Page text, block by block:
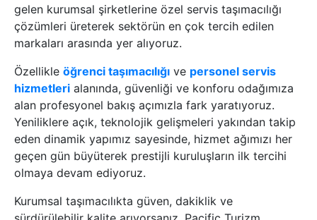
gelen kurumsal şirketlerine özel servis taşımacılığı
çözümleri üreterek sektörün en çok tercih edilen
markaları arasında yer alıyoruz.
Özellikle öğrenci taşımacılığı ve personel servis
hizmetleri alanında, güvenliği ve konforu odağımıza
alan profesyonel bakış açımızla fark yaratıyoruz.
Yeniliklere açık, teknolojik gelişmeleri yakından takip
eden dinamik yapımız sayesinde, hizmet ağımızı her
geçen gün büyüterek prestijli kuruluşların ilk tercihi
olmaya devam ediyoruz.
Kurumsal taşımacılıkta güven, dakiklik ve